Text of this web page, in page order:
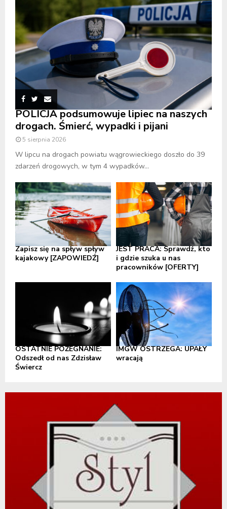
POLICJA podsumowuje lipiec na naszych
drogach. Śmierć, wypadki i pijani
5 sierpnia 2026
W lipcu na drogach powiatu wągrowieckiego doszło do 39
zdarzeń drogowych, w tym 4 wypadków...
Zapisz się na spływ spływ
kajakowy [ZAPOWIEDŹ]
JEST PRACA: Sprawdź, kto
i gdzie szuka u nas
pracowników [OFERTY]
OSTATNIE POŻEGNANIE:
Odszedł od nas Zdzisław
Świercz
IMGW OSTRZEGA: UPAŁY
wracają